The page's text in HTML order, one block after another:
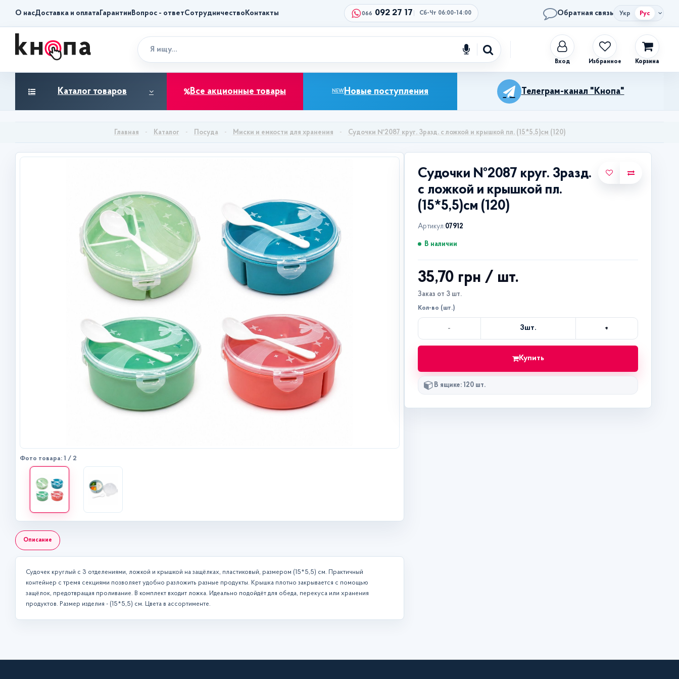
О насДоставка и оплата Гарантии Вопрос - ответСотрудничество Контакты 066 092 27 17 Сб-Чт 06:00-14:00 Обратная связь Укр Рус
Избранное Корзина
Каталог товаров Все акционные товары NEW Новые поступления Телеграм-канал "Кнопа"
Каталог Посуда Миски и емкости для хранения Судочки №2087 круг. 3разд. с ложкой и крышкой пл. (15*5,5)см (120)
Фото товара: 1 / 2
Описание
Судочек круглый с 3 отделениями, ложкой и крышкой на защёлках, пластиковый, размером (15*5,5) см. Практичный
контейнер с тремя секциями позволяет удобно разложить разные продукты. Крышка плотно закрывается с помощью
защёлок, предотвращая проливание. В комплект входит ложка. Идеально подойдёт для обеда, перекуса или хранения
продуктов. Размер изделия - (15*5,5) см. Цвета в ассортименте.
Судочки №2087 круг. 3разд.
с ложкой и крышкой пл.
(15*5,5)см (120)
Артикул:07912
В наличии
35,70 грн / шт.
Заказ от 3 шт.
Кол-во (шт.)
- 3шт. +
Купить
В ящике: 120 шт.